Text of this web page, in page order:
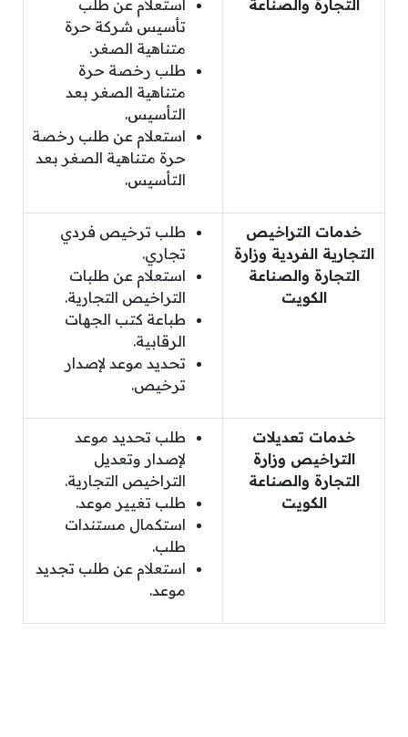
التجارة والصناعة
استعلام عن طلب
تأسيس شركة حرة
متناهية الصغر.
طلب رخصة حرة
متناهية الصغر بعد
التأسيس.
استعلام عن طلب رخصة
حرة متناهية الصغر بعد
التأسيس.
خدمات التراخيص
التجارية الفردية وزارة
التجارة والصناعة
الكويت
طلب ترخيص فردي
تجاري.
استعلام عن طلبات
التراخيص التجارية.
طباعة كتب الجهات
الرقابية.
تحديد موعد لإصدار
ترخيص.
خدمات تعديلات
التراخيص وزارة
التجارة والصناعة
الكويت
طلب تحديد موعد
لإصدار وتعديل
التراخيص التجارية.
طلب تغيير موعد.
استكمال مستندات
طلب.
استعلام عن طلب تجديد
موعد.